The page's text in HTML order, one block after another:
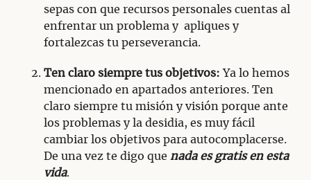
sepas con que recursos personales cuentas al
enfrentar un problema y apliques y
fortalezcas tu perseverancia.
Ten claro siempre tus objetivos: Ya lo hemos
mencionado en apartados anteriores. Ten
claro siempre tu misión y visión porque ante
los problemas y la desidia, es muy fácil
cambiar los objetivos para autocomplacerse.
De una vez te digo que nada es gratis en esta
vida.